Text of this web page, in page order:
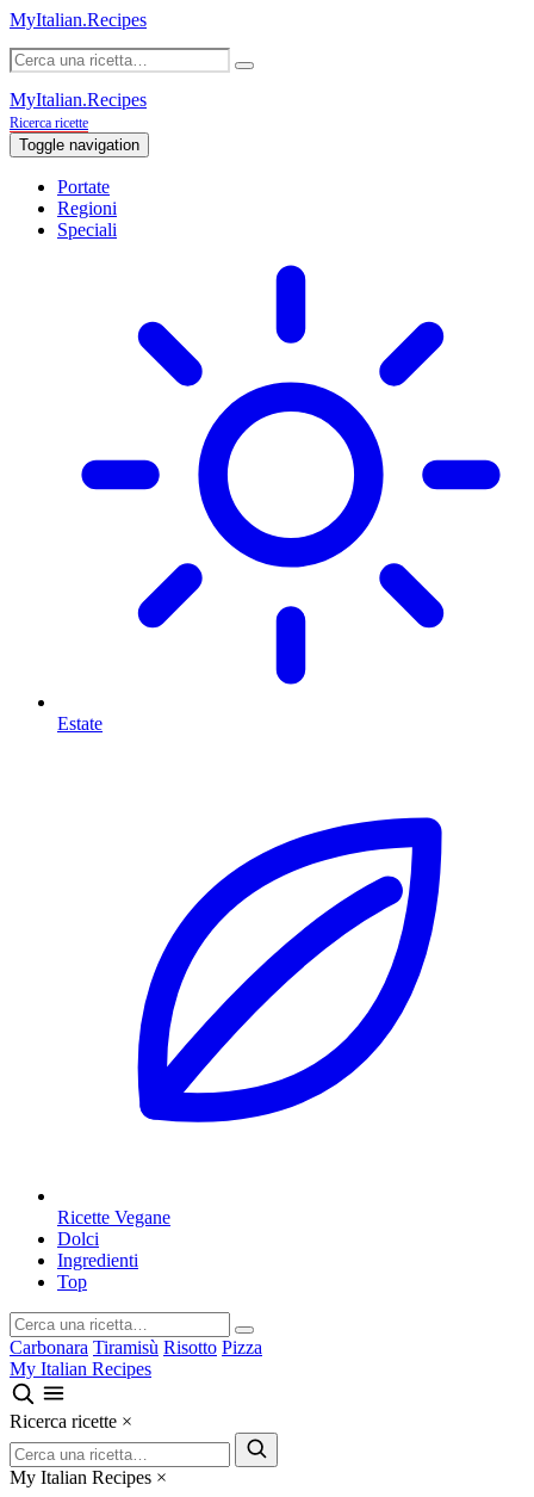
MyItalian.Recipes
MyItalian.Recipes
Ricerca ricette
Toggle navigation
Portate
Regioni
Speciali
Estate
Ricette Vegane
Dolci
Ingredienti
Top
Carbonara Tiramisù Risotto Pizza
My Italian Recipes
Ricerca ricette ×
My Italian Recipes ×